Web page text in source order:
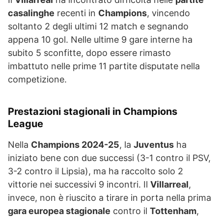
casalinghe recenti in Champions, vincendo
soltanto 2 degli ultimi 12 match e segnando
appena 10 gol. Nelle ultime 9 gare interne ha
subito 5 sconfitte, dopo essere rimasto
imbattuto nelle prime 11 partite disputate nella
competizione.
Prestazioni stagionali in Champions
League
Nella Champions 2024-25, la Juventus ha
iniziato bene con due successi (3-1 contro il PSV,
3-2 contro il Lipsia), ma ha raccolto solo 2
vittorie nei successivi 9 incontri. Il Villarreal,
invece, non è riuscito a tirare in porta nella prima
gara europea stagionale contro il Tottenham,